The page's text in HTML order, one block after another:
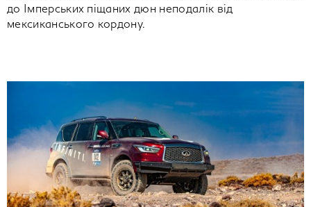
до Імперських піщаних дюн неподалік від
мексиканського кордону.